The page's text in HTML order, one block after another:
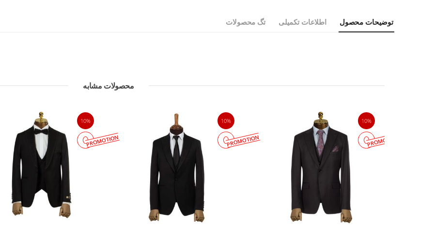
توضیحات محصول اطلاعات تکمیلی تگ محصولات
محصولات مشابه
10%
PROMOTION
10%
PROMOTION
10%
PROMOTION